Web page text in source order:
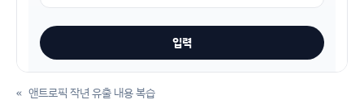
« 앤트로픽 작년 유출 내용 복습